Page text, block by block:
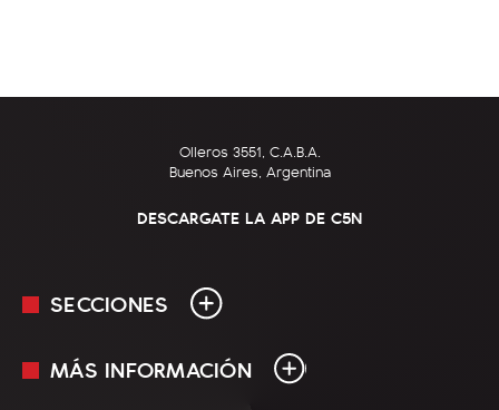
Olleros 3551, C.A.B.A.
Buenos Aires, Argentina
DESCARGATE LA APP DE C5N
SECCIONES
En Vivo
MÁS INFORMACIÓN